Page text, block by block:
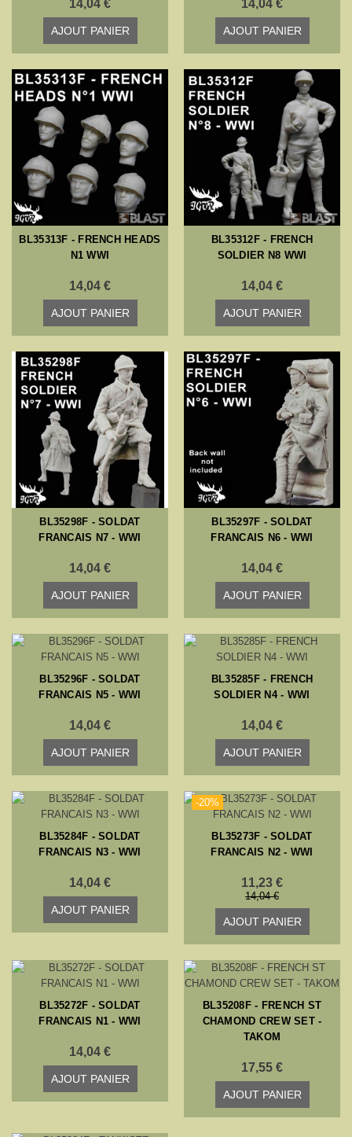
14,04 €
AJOUT PANIER
14,04 €
AJOUT PANIER
BL35313F - FRENCH HEADS
N1 WWI
14,04 €
AJOUT PANIER
BL35312F - FRENCH
SOLDIER N8 WWI
14,04 €
AJOUT PANIER
BL35298F - SOLDAT
FRANCAIS N7 - WWI
14,04 €
AJOUT PANIER
BL35297F - SOLDAT
FRANCAIS N6 - WWI
14,04 €
AJOUT PANIER
BL35296F - SOLDAT
FRANCAIS N5 - WWI
14,04 €
AJOUT PANIER
BL35285F - FRENCH
SOLDIER N4 - WWI
14,04 €
AJOUT PANIER
BL35284F - SOLDAT
FRANCAIS N3 - WWI
14,04 €
AJOUT PANIER
-20%
BL35273F - SOLDAT
FRANCAIS N2 - WWI
11,23 €
14,04 €
AJOUT PANIER
BL35272F - SOLDAT
FRANCAIS N1 - WWI
14,04 €
AJOUT PANIER
BL35208F - FRENCH ST
CHAMOND CREW SET -
TAKOM
17,55 €
AJOUT PANIER